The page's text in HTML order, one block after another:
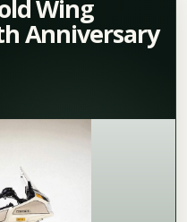
Wing
Anniversary